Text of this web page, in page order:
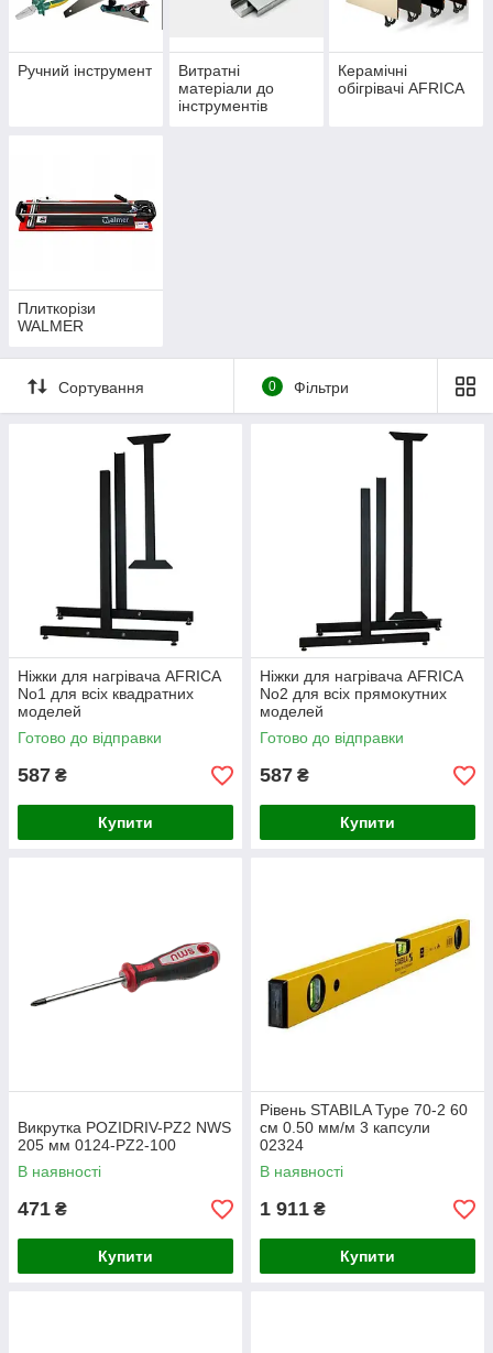
Ручний інструмент
Витратні
матеріали до
інструментів
Керамічні
обігрівачі AFRICA
Плиткорізи
WALMER
Сортування 0 Фільтри
Ніжки для нагрівача AFRICA
No1 для всіх квадратних
моделей
Готово до відправки
587 ₴
Купити
Ніжки для нагрівача AFRICA
No2 для всіх прямокутних
моделей
Готово до відправки
587 ₴
Купити
Викрутка POZIDRIV-PZ2 NWS
205 мм 0124-PZ2-100
В наявності
471 ₴
Купити
Рівень STABILA Type 70-2 60
см 0.50 мм/м 3 капсули
02324
В наявності
1 911 ₴
Купити